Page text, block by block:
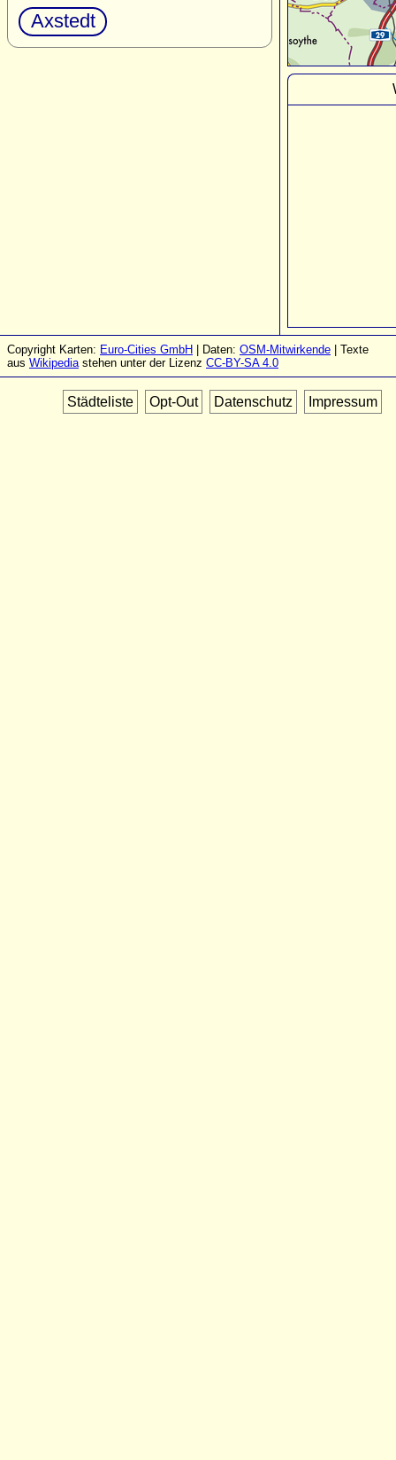
Axstedt
Copyright Karten: Euro-Cities GmbH | Daten: OSM-Mitwirkende | Texte
aus Wikipediastehen unter der Lizenz CC-BY-SA 4.0
Städteliste Opt-Out Datenschutz Impressum